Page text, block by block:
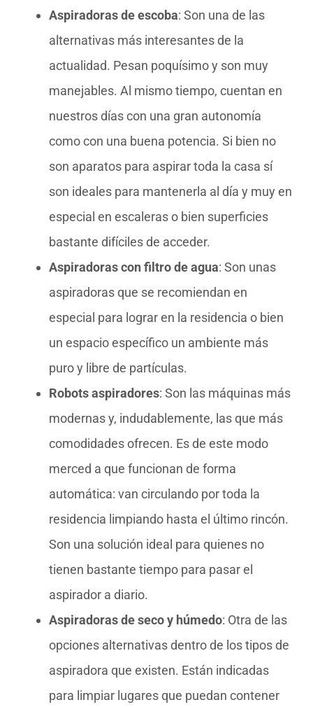
Aspiradoras de escoba: Son una de las
alternativas más interesantes de la
actualidad. Pesan poquísimo y son muy
manejables. Al mismo tiempo, cuentan en
nuestros días con una gran autonomía
como con una buena potencia. Si bien no
son aparatos para aspirar toda la casa sí
son ideales para mantenerla al día y muy en
especial en escaleras o bien superficies
bastante difíciles de acceder.
Aspiradoras con filtro de agua: Son unas
aspiradoras que se recomiendan en
especial para lograr en la residencia o bien
un espacio específico un ambiente más
puro y libre de partículas.
Robots aspiradores: Son las máquinas más
modernas y, indudablemente, las que más
comodidades ofrecen. Es de este modo
merced a que funcionan de forma
automática: van circulando por toda la
residencia limpiando hasta el último rincón.
Son una solución ideal para quienes no
tienen bastante tiempo para pasar el
aspirador a diario.
Aspiradoras de seco y húmedo: Otra de las
opciones alternativas dentro de los tipos de
aspiradora que existen. Están indicadas
para limpiar lugares que puedan contener